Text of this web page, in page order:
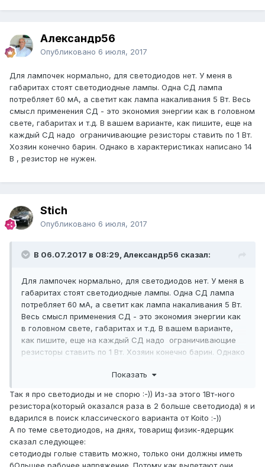
Александр56
Опубликовано 6 июля, 2017
Для лампочек нормально, для светодиодов нет. У меня в
габаритах стоят светодиодные лампы. Одна СД лампа
потребляет 60 мА, а светит как лампа накаливания 5 Вт. Весь
смысл применения СД - это экономия энергии как в головном
свете, габаритах и т.д. В вашем варианте, как пишите, еще на
каждый СД надо ограничивающие резисторы ставить по 1 Вт.
Хозяин конечно барин. Однако в характеристиках написано 14
В , резистор не нужен.
Stich
Опубликовано 6 июля, 2017
В 06.07.2017 в 08:29, Александр56 сказал:
Для лампочек нормально, для светодиодов нет. У меня в
габаритах стоят светодиодные лампы. Одна СД лампа
потребляет 60 мА, а светит как лампа накаливания 5 Вт.
Весь смысл применения СД - это экономия энергии как
в головном свете, габаритах и т.д. В вашем варианте,
как пишите, еще на каждый СД надо ограничивающие
резисторы ставить по 1 Вт. Хозяин конечно барин. Однако
Показать
Так я про светодиоды и не спорю :-)) Из-за этого 1Вт-ного
резистора(который оказался раза в 2 больше светодиода) я и
вдарился в поиск классического варианта от Koito :-))
А по теме светодиодов, на днях, товарищ физик-ядерщик
сказал следующее:
сетодиоды голые ставить можно, только они должны иметь